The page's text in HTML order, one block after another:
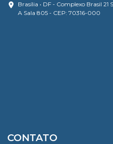
Brasília • DF - Complexo Brasil
A Sala 805 - CEP: 70316-000
CONTATO